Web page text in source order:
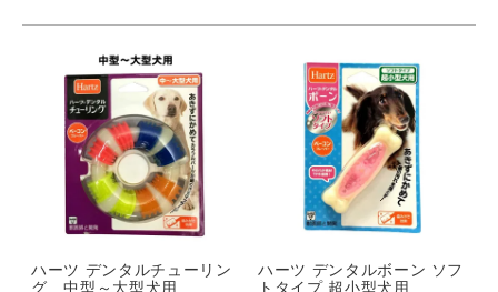
ハーツ デンタルチューリン
グ 中型～大型犬用
ハーツ デンタルボーン ソフ
トタイプ 超小型犬用